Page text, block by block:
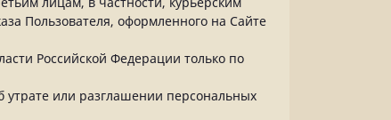
Пользователя, оформленного на Сайте
Российской Федерации только по
или разглашении персональных